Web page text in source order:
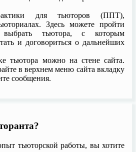
для тьюторов (ППТ),
Здесь можете пройти
тьютора, с которым
и договориться о дальнейших
тьютора можно на стене сайта.
в верхнем меню сайта вкладку
сообщения.
тьюторской работы, вы хотите